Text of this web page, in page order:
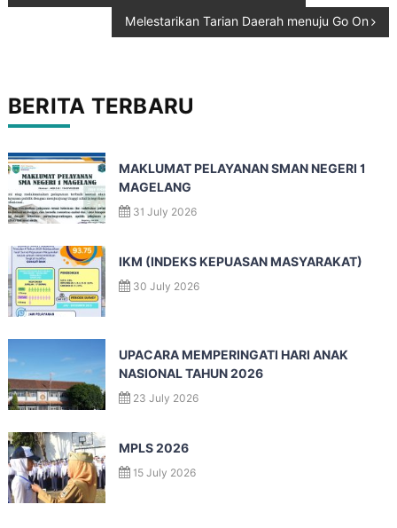
Melestarikan Tarian Daerah menuju Go On
BERITA TERBARU
MAKLUMAT PELAYANAN SMAN NEGERI 1
MAGELANG
31 July 2026
IKM (INDEKS KEPUASAN MASYARAKAT)
30 July 2026
UPACARA MEMPERINGATI HARI ANAK
NASIONAL TAHUN 2026
23 July 2026
MPLS 2026
15 July 2026